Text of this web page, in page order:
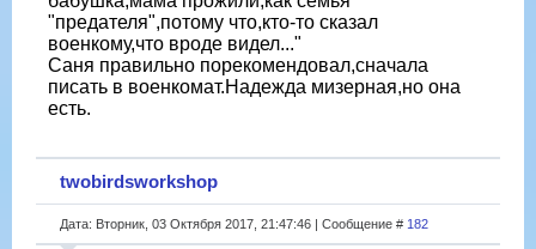
"предателя",потому что,кто-то сказал
военкому,что вроде видел..."
Саня правильно порекомендовал,сначала
писать в военкомат.Надежда мизерная,но она
есть.
twobirdsworkshop
Дата: Вторник, 03 Октября 2017, 21:47:46 | Сообщение # 182